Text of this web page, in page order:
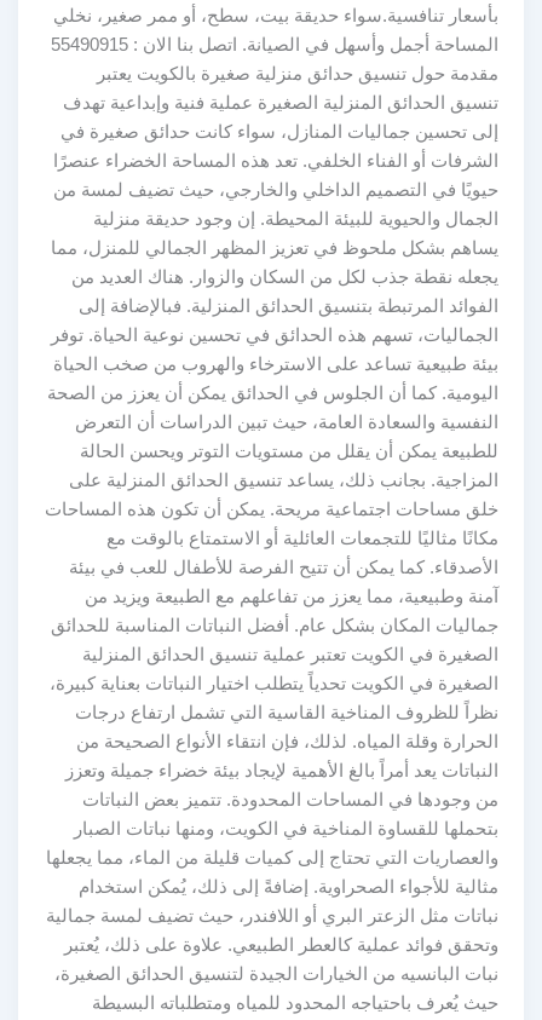
بأسعار تنافسية.سواء حديقة بيت، سطح، أو ممر صغير، نخلي
المساحة أجمل وأسهل في الصيانة. اتصل بنا الان : 55490915
مقدمة حول تنسيق حدائق منزلية صغيرة بالكويت يعتبر
تنسيق الحدائق المنزلية الصغيرة عملية فنية وإبداعية تهدف
إلى تحسين جماليات المنازل، سواء كانت حدائق صغيرة في
الشرفات أو الفناء الخلفي. تعد هذه المساحة الخضراء عنصرًا
حيويًا في التصميم الداخلي والخارجي، حيث تضيف لمسة من
الجمال والحيوية للبيئة المحيطة. إن وجود حديقة منزلية
يساهم بشكل ملحوظ في تعزيز المظهر الجمالي للمنزل، مما
يجعله نقطة جذب لكل من السكان والزوار. هناك العديد من
الفوائد المرتبطة بتنسيق الحدائق المنزلية. فبالإضافة إلى
الجماليات، تسهم هذه الحدائق في تحسين نوعية الحياة. توفر
بيئة طبيعية تساعد على الاسترخاء والهروب من صخب الحياة
اليومية. كما أن الجلوس في الحدائق يمكن أن يعزز من الصحة
النفسية والسعادة العامة، حيث تبين الدراسات أن التعرض
للطبيعة يمكن أن يقلل من مستويات التوتر ويحسن الحالة
المزاجية. بجانب ذلك، يساعد تنسيق الحدائق المنزلية على
خلق مساحات اجتماعية مريحة. يمكن أن تكون هذه المساحات
مكانًا مثاليًا للتجمعات العائلية أو الاستمتاع بالوقت مع
الأصدقاء. كما يمكن أن تتيح الفرصة للأطفال للعب في بيئة
آمنة وطبيعية، مما يعزز من تفاعلهم مع الطبيعة ويزيد من
جماليات المكان بشكل عام. أفضل النباتات المناسبة للحدائق
الصغيرة في الكويت تعتبر عملية تنسيق الحدائق المنزلية
الصغيرة في الكويت تحدياً يتطلب اختيار النباتات بعناية كبيرة،
نظراً للظروف المناخية القاسية التي تشمل ارتفاع درجات
الحرارة وقلة المياه. لذلك، فإن انتقاء الأنواع الصحيحة من
النباتات يعد أمراً بالغ الأهمية لإيجاد بيئة خضراء جميلة وتعزز
من وجودها في المساحات المحدودة. تتميز بعض النباتات
بتحملها للقساوة المناخية في الكويت، ومنها نباتات الصبار
والعصاريات التي تحتاج إلى كميات قليلة من الماء، مما يجعلها
مثالية للأجواء الصحراوية. إضافةً إلى ذلك، يُمكن استخدام
نباتات مثل الزعتر البري أو اللافندر، حيث تضيف لمسة جمالية
وتحقق فوائد عملية كالعطر الطبيعي. علاوة على ذلك، يُعتبر
نبات البانسيه من الخيارات الجيدة لتنسيق الحدائق الصغيرة،
حيث يُعرف باحتياجه المحدود للمياه ومتطلباته البسيطة